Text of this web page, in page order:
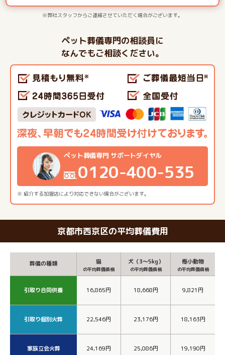
※弊社スタッフからご連絡させていただく場合がございます。
ペット葬儀専門の相談員に
なんでもご相談ください。
※ 紹介する加盟店により対応できない場合がございます。
ペット葬儀専門 サポートダイヤル
0120-400-535
京都市西京区の平均葬儀費用
葬儀の種類 猫
の平均葬儀価格
犬（3～5kg）
の平均葬儀価格
極小動物
の平均葬儀価格
引取り合同供養 16,865円 18,668円 9,821円
引取り個別火葬 22,546円 23,176円 18,163円
家族立会火葬 24,169円 25,086円 19,190円